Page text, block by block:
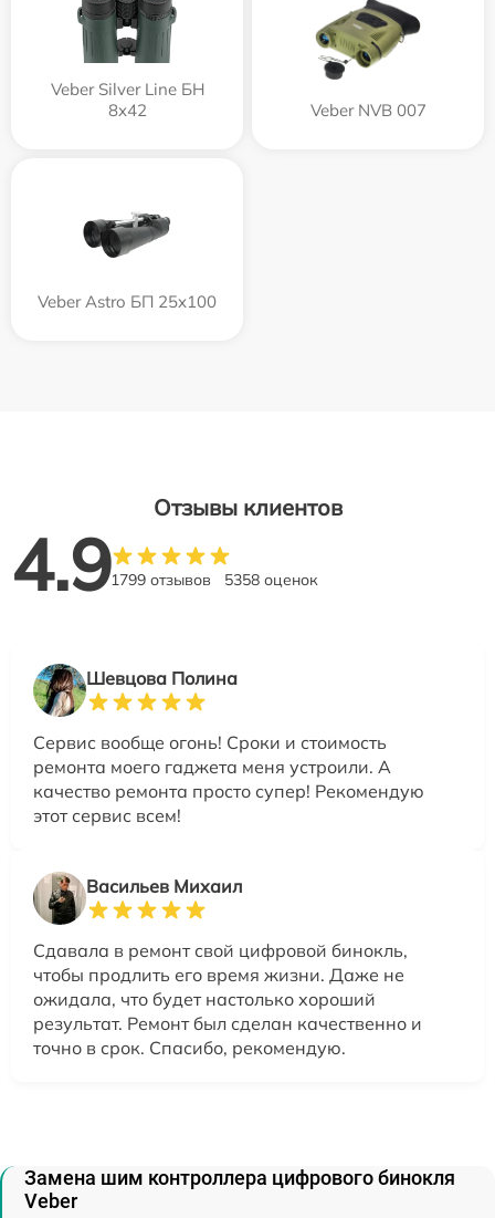
Veber Silver Line БН
8x42
Veber NVB 007
Veber Astro БП 25x100
Отзывы клиентов
4.91799 отзывов 5358 оценок
Шевцова Полина
Сервис вообще огонь! Сроки и стоимость
ремонта моего гаджета меня устроили. А
качество ремонта просто супер! Рекомендую
этот сервис всем!
Васильев Михаил
Сдавала в ремонт свой цифровой бинокль,
чтобы продлить его время жизни. Даже не
ожидала, что будет настолько хороший
результат. Ремонт был сделан качественно и
точно в срок. Спасибо, рекомендую.
Замена шим контроллера цифрового бинокля
Veber